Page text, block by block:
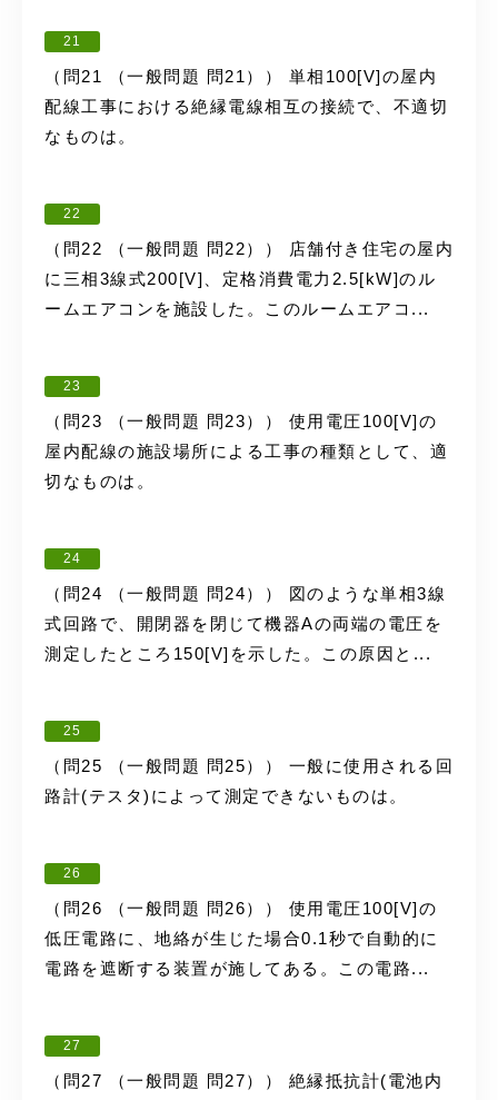
21
（問21 （一般問題 問21）） 単相100[V]の屋内
配線工事における絶縁電線相互の接続で、不適切
なものは。
22
（問22 （一般問題 問22）） 店舗付き住宅の屋内
に三相3線式200[V]、定格消費電力2.5[kW]のル
ームエアコンを施設した。このルームエアコ...
23
（問23 （一般問題 問23）） 使用電圧100[V]の
屋内配線の施設場所による工事の種類として、適
切なものは。
24
（問24 （一般問題 問24）） 図のような単相3線
式回路で、開閉器を閉じて機器Aの両端の電圧を
測定したところ150[V]を示した。この原因と...
25
（問25 （一般問題 問25）） 一般に使用される回
路計(テスタ)によって測定できないものは。
26
（問26 （一般問題 問26）） 使用電圧100[V]の
低圧電路に、地絡が生じた場合0.1秒で自動的に
電路を遮断する装置が施してある。この電路...
27
（問27 （一般問題 問27）） 絶縁抵抗計(電池内